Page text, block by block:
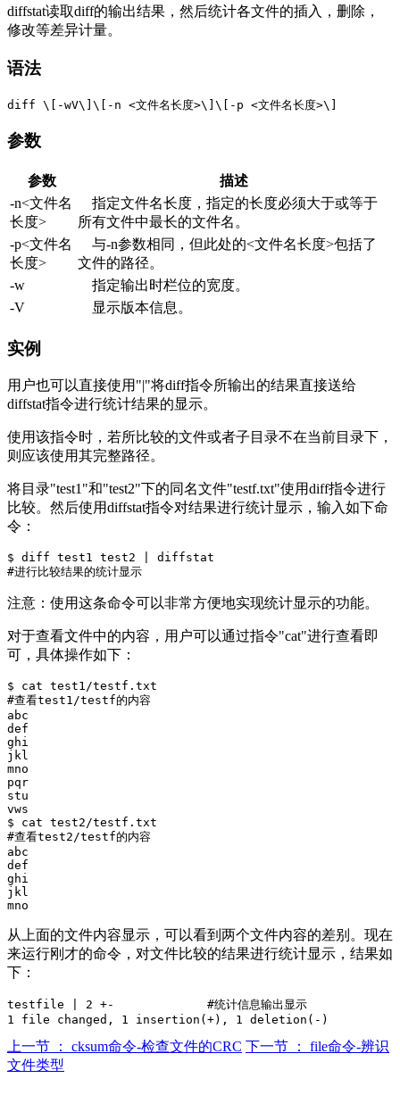
diffstat读取diff的输出结果，然后统计各文件的插入，删除，
修改等差异计量。
语法
参数
参数
描述
-n<文件名
长度>
指定文件名长度，指定的长度必须大于或等于
所有文件中最长的文件名。
-p<文件名
长度>
与-n参数相同，但此处的<文件名长度>包括了
文件的路径。
-w
指定输出时栏位的宽度。
-V
显示版本信息。
实例
用户也可以直接使用"|"将diff指令所输出的结果直接送给
diffstat指令进行统计结果的显示。
使用该指令时，若所比较的文件或者子目录不在当前目录下，
则应该使用其完整路径。
将目录"test1"和"test2"下的同名文件"testf.txt"使用diff指令进行
比较。然后使用diffstat指令对结果进行统计显示，输入如下命
令：
$ diff test1 test2 | diffstat
注意：使用这条命令可以非常方便地实现统计显示的功能。
对于查看文件中的内容，用户可以通过指令"cat"进行查看即
可，具体操作如下：
$ cat test1/testf.txt
#查看test1/testf的内容
abc
def
ghi
jkl
mno
pqr
stu
vws
$ cat test2/testf.txt
#查看test2/testf的内容
abc
def
ghi
jkl
从上面的文件内容显示，可以看到两个文件内容的差别。现在
来运行刚才的命令，对文件比较的结果进行统计显示，结果如
下：
testfile | 2 +-             #统计信息输出显示
上一节 ： cksum命令-检查文件的CRC 下一节 ： file命令-辨识
文件类型